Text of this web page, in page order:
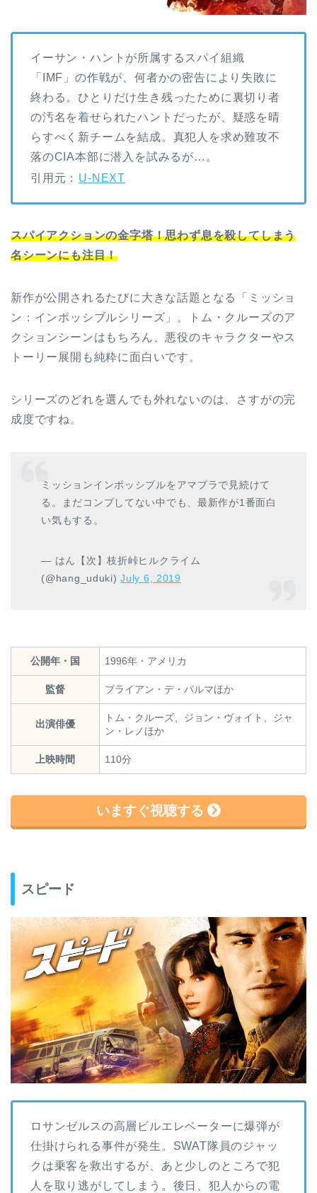
イーサン・ハントが所属するスパイ組織
「IMF」の作戦が、何者かの密告により失敗に
終わる。ひとりだけ生き残ったために裏切り者
の汚名を着せられたハントだったが、疑惑を晴
らすべく新チームを結成。真犯人を求め難攻不
落のCIA本部に潜入を試みるが…。
引用元： U-NEXT
スパイアクションの金字塔！思わず息を殺してしまう
名シーンにも注目！
新作が公開されるたびに大きな話題となる「ミッショ
ン：インポッシブルシリーズ」。トム・クルーズのア
クションシーンはもちろん、悪役のキャラクターやス
トーリー展開も純粋に面白いです。
シリーズのどれを選んでも外れないのは、さすがの完
成度ですね。
ミッションインポッシブルをアマプラで見続けて
る。まだコンプしてない中でも、最新作が1番面白
い気もする。
— はん【次】枝折峠ヒルクライム
(@hang_uduki)July 6, 2019
公開年・国 1996年・アメリカ
監督 ブライアン・デ・パルマほか
出演俳優
トム・クルーズ、ジョン・ヴォイト、ジャ
ン・レノほか
上映時間 110分
いますぐ視聴する
スピード
ロサンゼルスの高層ビルエレベーターに爆弾が
仕掛けられる事件が発生。SWAT隊員のジャッ
クは乗客を救出するが、あと少しのところで犯
人を取り逃がしてしまう。後日、犯人からの電